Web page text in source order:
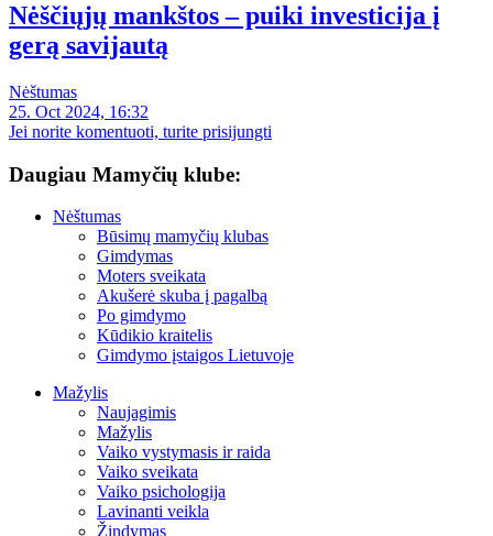
Nėščiųjų mankštos – puiki investicija į
gerą savijautą
Nėštumas
25. Oct 2024, 16:32
Jei norite komentuoti, turite prisijungti
Daugiau Mamyčių klube:
Nėštumas
Būsimų mamyčių klubas
Gimdymas
Moters sveikata
Akušerė skuba į pagalbą
Po gimdymo
Kūdikio kraitelis
Gimdymo įstaigos Lietuvoje
Mažylis
Naujagimis
Mažylis
Vaiko vystymasis ir raida
Vaiko sveikata
Vaiko psichologija
Lavinanti veikla
Žindymas